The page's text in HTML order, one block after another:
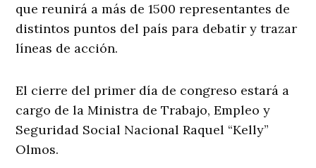
que reunirá a más de 1500 representantes de
distintos puntos del país para debatir y trazar
líneas de acción.
El cierre del primer día de congreso estará a
cargo de la Ministra de Trabajo, Empleo y
Seguridad Social Nacional Raquel “Kelly”
Olmos.